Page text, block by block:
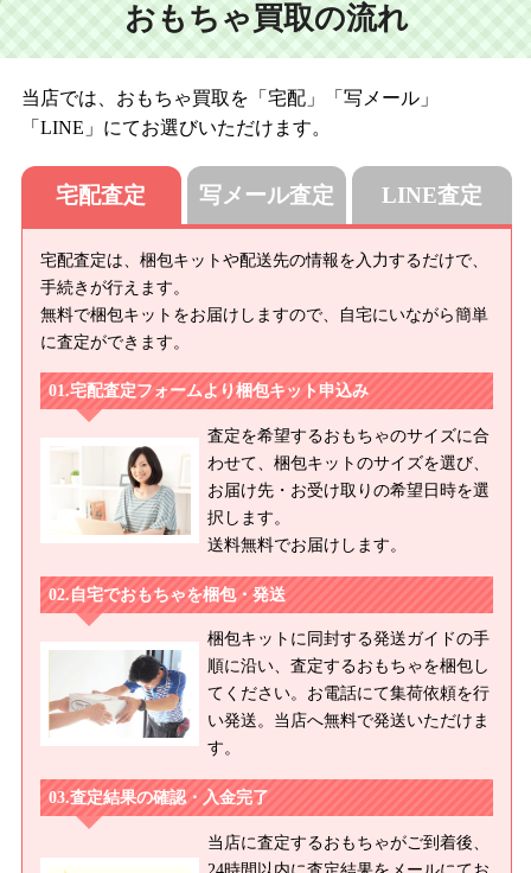
おもちゃ買取の流れ
当店では、おもちゃ買取を「宅配」「写メール」
「LINE」にてお選びいただけます。
宅配査定
宅配査定は、梱包キットや配送先の情報を入力するだけで、
手続きが行えます。
無料で梱包キットをお届けしますので、自宅にいながら簡単
に査定ができます。
宅配査定フォームより梱包キット申込み
査定を希望するおもちゃのサイズに合
わせて、梱包キットのサイズを選び、
お届け先・お受け取りの希望日時を選
択します。
送料無料でお届けします。
自宅でおもちゃを梱包・発送
梱包キットに同封する発送ガイドの手
順に沿い、査定するおもちゃを梱包し
てください。お電話にて集荷依頼を行
い発送。当店へ無料で発送いただけま
す。
査定結果の確認・入金完了
当店に査定するおもちゃがご到着後、
24時間以内に査定結果をメールにてお
写メール査定 LINE査定